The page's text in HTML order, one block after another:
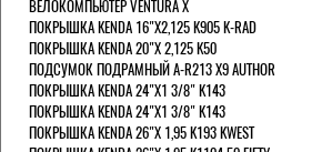
ВЕЛОКОМПЬЮТЕР VENTURA Х
ПОКРЫШКА KENDA 16"Х2,125 K905 K-RAD
ПОКРЫШКА KENDA 20"Х 2,125 K50
ПОДСУМОК ПОДРАМНЫЙ A-R213 X9 AUTHOR
ПОКРЫШКА KENDA 24"Х1 3/8" K143
ПОКРЫШКА KENDA 24"Х1 3/8" K143
ПОКРЫШКА KENDA 26"Х 1,95 K193 KWEST